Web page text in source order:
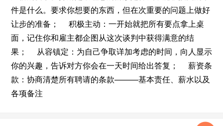
件是什么。要求你想要的东西，但在次重要的问题上做好
让步的准备； 积极主动：一开始就把所有要点拿上桌
面，记住你和雇主都企图从这次谈判中获得满意的结
果； 从容镇定：为自己争取详加考虑的时间，向人显示
你的兴趣，告诉对方你会在一天时间给出答复； 薪资条
款：协商清楚所有聘请的条款———基本责任、薪水以及
各项备注